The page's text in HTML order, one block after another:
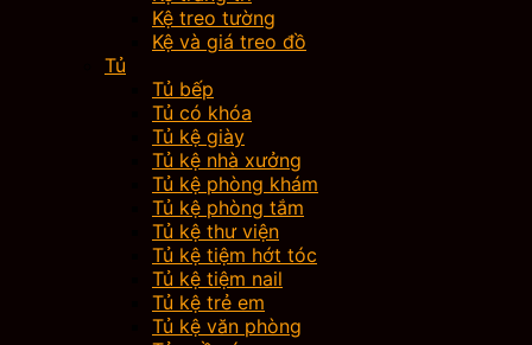
Kệ treo tường
Kệ và giá treo đồ
Tủ
Tủ bếp
Tủ có khóa
Tủ kệ giày
Tủ kệ nhà xưởng
Tủ kệ phòng khám
Tủ kệ phòng tắm
Tủ kệ thư viện
Tủ kệ tiệm hớt tóc
Tủ kệ tiệm nail
Tủ kệ trẻ em
Tủ kệ văn phòng